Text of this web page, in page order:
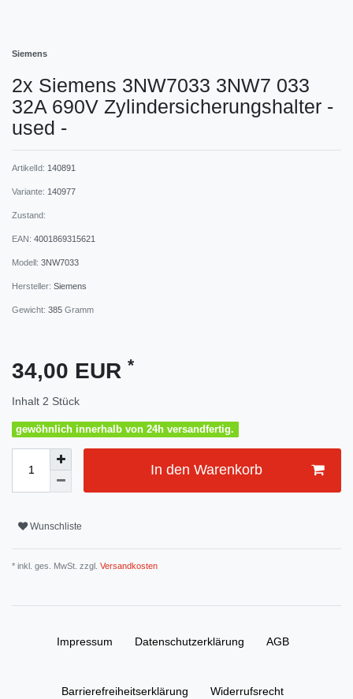
Siemens
2x Siemens 3NW7033 3NW7 033
32A 690V Zylindersicherungshalter -
used -
ArtikelId: 140891
Variante: 140977
Zustand:
EAN: 4001869315621
Modell: 3NW7033
Hersteller: Siemens
Gewicht: 385 Gramm
34,00 EUR *
Inhalt 2 Stück
gewöhnlich innerhalb von 24h versandfertig.
In den Warenkorb
Wunschliste
* inkl. ges. MwSt. zzgl. Versandkosten
Impressum Daten­schutz­erklärung AGB
Barrierefreiheitserklärung Widerrufs­recht